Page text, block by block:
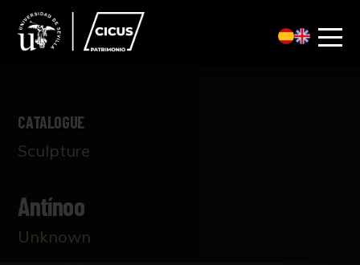
CATALOGUE
Sculpture
Antínoo
Unknown